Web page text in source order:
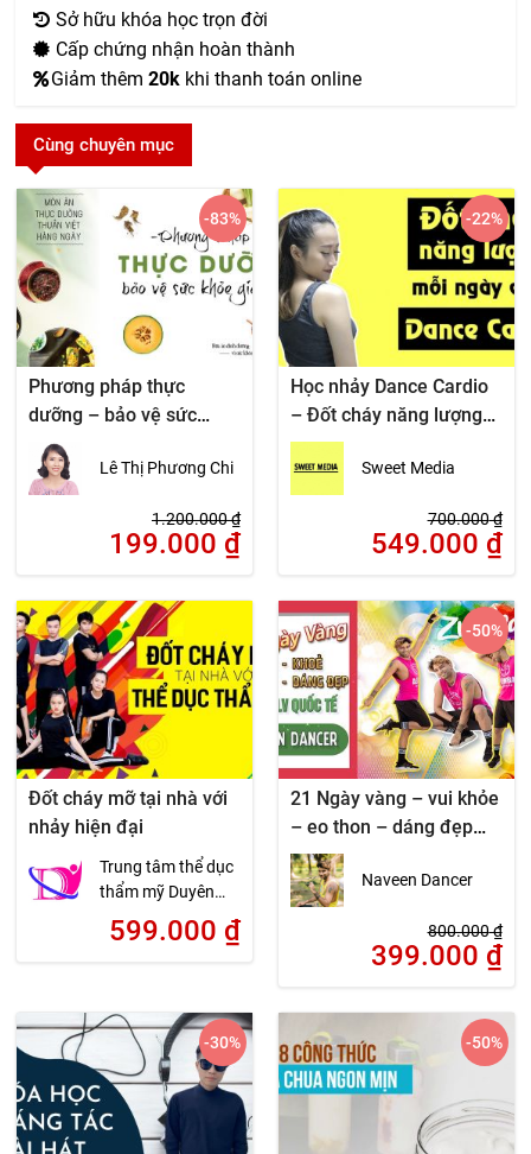
Sở hữu khóa học trọn đời
Cấp chứng nhận hoàn thành
Giảm thêm20k khi thanh toán online
Cùng chuyên mục
Phương pháp thực
dưỡng – bảo vệ sức
khỏe gia đình
Lê Thị Phương Chi
1.200.000₫
199.000 ₫
-83%
Học nhảy Dance Cardio
– Đốt cháy năng lượng
mỗi ngày
Sweet Media
700.000₫
549.000 ₫
-22%
Đốt cháy mỡ tại nhà với
nhảy hiện đại
Trung tâm thể dục
thẩm mỹ Duyên
Dáng Việt
599.000 ₫
21 Ngày vàng – vui khỏe
– eo thon – dáng đẹp
cùng zumba – HLV Quốc
tế Naveen Dancer
Naveen Dancer
800.000₫
399.000 ₫
-50%
-30% -50%